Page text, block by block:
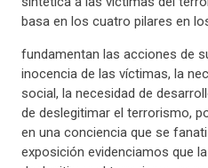
basa en los cuatro pilares en
fundamentan las acciones de
inocencia de las víctimas, la
social, la necesidad de
de deslegitimar el terrorismo,
en una conciencia que se
exposición evidenciamos que